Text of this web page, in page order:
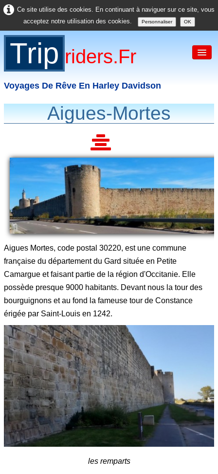
Ce site utilise des cookies. En continuant à naviguer sur ce site, vous
acceptez notre utilisation des cookies.
Personnaliser OK
Trip Riders.fr
Voyages De Rêve En Harley Davidson
Asie
Divers
Aigues-Mortes
Aigues Mortes, code postal 30220, est une commune
française du département du Gard située en Petite
Camargue et faisant partie de la région d'Occitanie. Elle
possède presque 9000 habitants. Devant nous la tour des
bourguignons et au fond la fameuse tour de Constance
érigée par Saint-Louis en 1242.
les remparts